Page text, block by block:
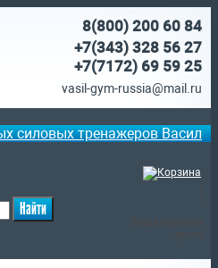
8(800) 200 60 84
+7(343) 328 56 27
+7(7172) 69 59 25
vasil-gym-russia@mail.ru
силовых тренажеров Васил